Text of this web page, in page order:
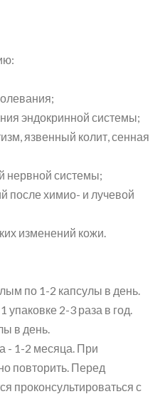
эндокринной системы;
язвенный колит, сенная
нервной системы;
после химио- и лучевой
изменений кожи.
по 1-2 капсулы в день.
упаковке 2-3 раза в год.
в день.
- 1-2 месяца. При
повторить. Перед
проконсультироваться с